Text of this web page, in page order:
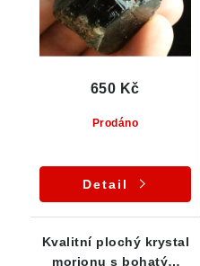
Prodáno
650 Kč
Detail
Kvalitní plochý krystal
morionu s bohatým